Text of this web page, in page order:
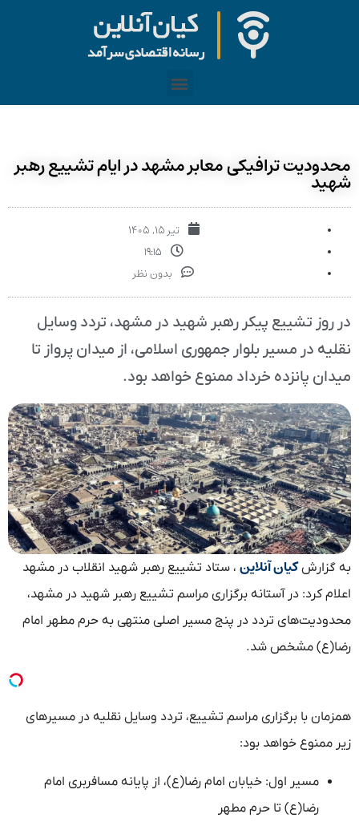
محدودیت ترافیکی معابر مشهد در ایام تشییع رهبر
شهید
تیر ۱۵, ۱۴۰۵
۱۹:۱۵
بدون نظر
در روز تشییع پیکر رهبر شهید در مشهد، تردد وسایل
نقلیه در مسیر بلوار جمهوری اسلامی، از میدان پرواز تا
میدان پانزده خرداد ممنوع خواهد بود.
به گزارشکیان آنلاین ، ستاد تشییع رهبر شهید انقلاب در مشهد
اعلام کرد: در آستانه برگزاری مراسم تشییع رهبر شهید در مشهد،
محدودیت‌های تردد در پنج مسیر اصلی منتهی به حرم مطهر امام
رضا(ع) مشخص شد.
همزمان با برگزاری مراسم تشییع، تردد وسایل نقلیه در مسیرهای
زیر ممنوع خواهد بود:
مسیر اول: خیابان امام رضا(ع)، از پایانه مسافربری امام
رضا(ع) تا حرم مطهر